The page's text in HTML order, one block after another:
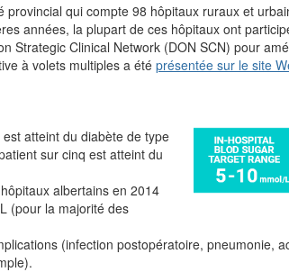
qui compte 98 hôpitaux ruraux et
années, la plupart de ces hôpitaux ont
Strategic Clinical Network (DON SCN) pour
à volets multiples a été présentée sur le site
atteint du diabète de type
sur cinq est atteint du
albertains en 2014
(pour la majorité des
(infection postopératoire, pneumonie,